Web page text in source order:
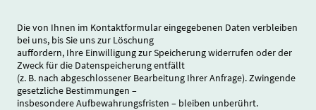
Die von Ihnen im Kontaktformular eingegebenen Daten verbleiben
bei uns, bis Sie uns zur Löschung
auffordern, Ihre Einwilligung zur Speicherung widerrufen oder der
Zweck für die Datenspeicherung entfällt
(z. B. nach abgeschlossener Bearbeitung Ihrer Anfrage). Zwingende
gesetzliche Bestimmungen –
insbesondere Aufbewahrungsfristen – bleiben unberührt.